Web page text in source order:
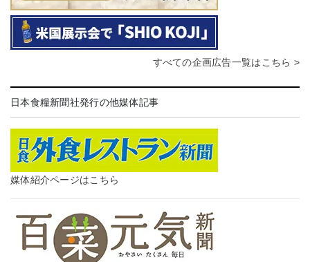
すべての企画広告一覧はこちら >
日本食糧新聞社発行の他媒体記事
媒体紹介ページはこちら